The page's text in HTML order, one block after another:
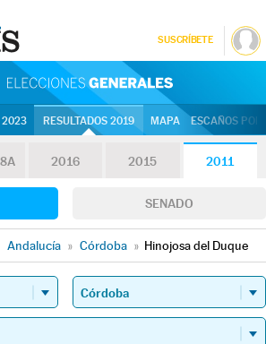
SUSCRÍBETE
2023 RESULTADOS 2019 MAPA ESCAÑOS
2016 2015 2011
SENADO
Andalucía » Córdoba » Hinojosa del Duque